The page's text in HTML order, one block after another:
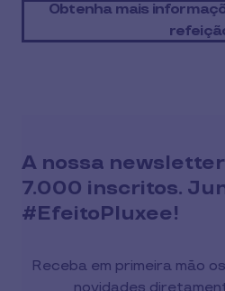
Obtenha mais
A nossa
7.000 inscritos.
#EfeitoPluxee!
Receba em primeira mão